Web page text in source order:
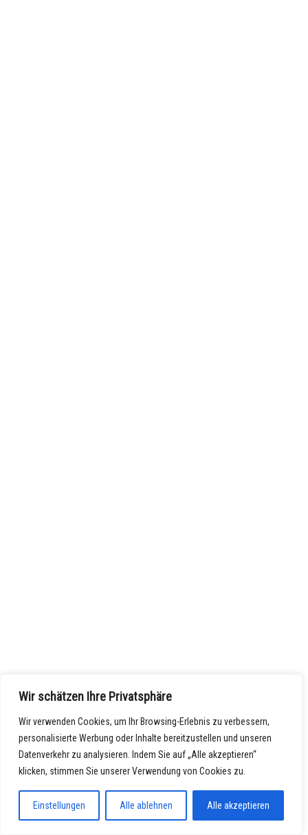
Wir schätzen Ihre Privatsphäre
Wir verwenden Cookies, um Ihr Browsing-Erlebnis zu verbessern,
personalisierte Werbung oder Inhalte bereitzustellen und unseren
Datenverkehr zu analysieren. Indem Sie auf „Alle akzeptieren“
klicken, stimmen Sie unserer Verwendung von Cookies zu.
Einstellungen Alle ablehnen Alle akzeptieren